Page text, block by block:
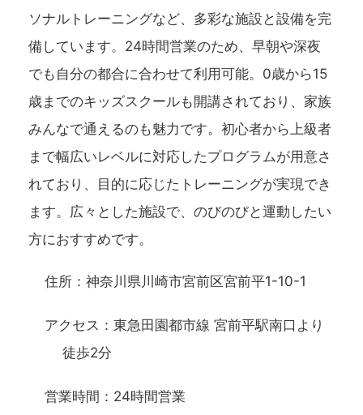
ソナルトレーニングなど、多彩な施設と設備を完
備しています。24時間営業のため、早朝や深夜
でも自分の都合に合わせて利用可能。0歳から15
歳までのキッズスクールも開講されており、家族
みんなで通えるのも魅力です。初心者から上級者
まで幅広いレベルに対応したプログラムが用意さ
れており、目的に応じたトレーニングが実現でき
ます。広々とした施設で、のびのびと運動したい
方におすすめです。
住所：神奈川県川崎市宮前区宮前平1-10-1
アクセス：東急田園都市線 宮前平駅南口より
徒歩2分
営業時間：24時間営業